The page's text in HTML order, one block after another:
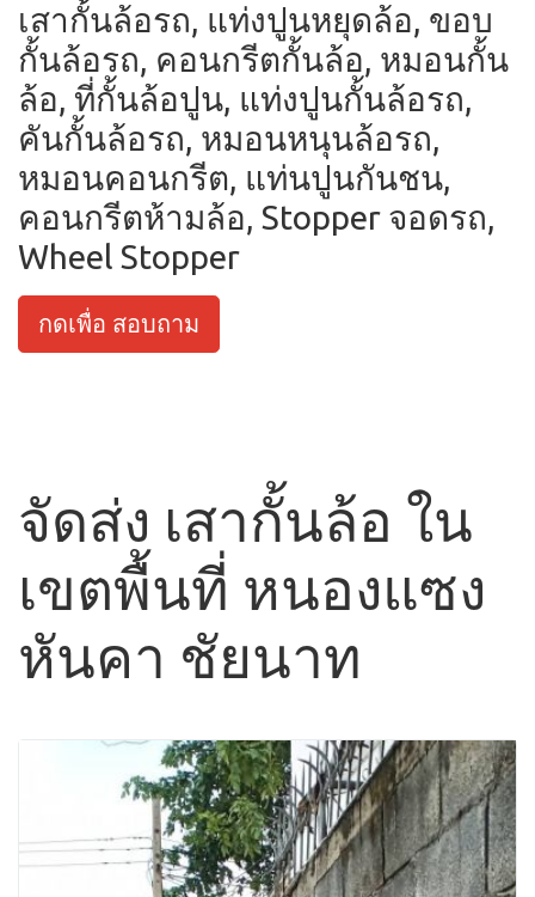
เสากั้นล้อรถ, แท่งปูนหยุดล้อ, ขอบ
กั้นล้อรถ, คอนกรีตกั้นล้อ, หมอนกั้น
ล้อ, ที่กั้นล้อปูน, แท่งปูนกั้นล้อรถ,
คันกั้นล้อรถ, หมอนหนุนล้อรถ,
หมอนคอนกรีต, แท่นปูนกันชน,
คอนกรีตห้ามล้อ, Stopper จอดรถ,
Wheel Stopper
กดเพื่อ สอบถาม
จัดส่ง เสากั้นล้อ ใน
เขตพื้นที่ หนองแซง
หันคา ชัยนาท